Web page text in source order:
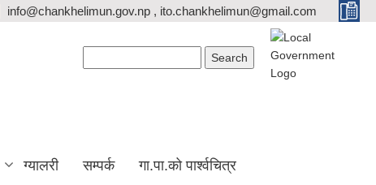
info@chankhelimun.gov.np , ito.chankhelimun@gmail.com
ग्यालरी सम्पर्क गा.पा.को पार्श्वचित्र